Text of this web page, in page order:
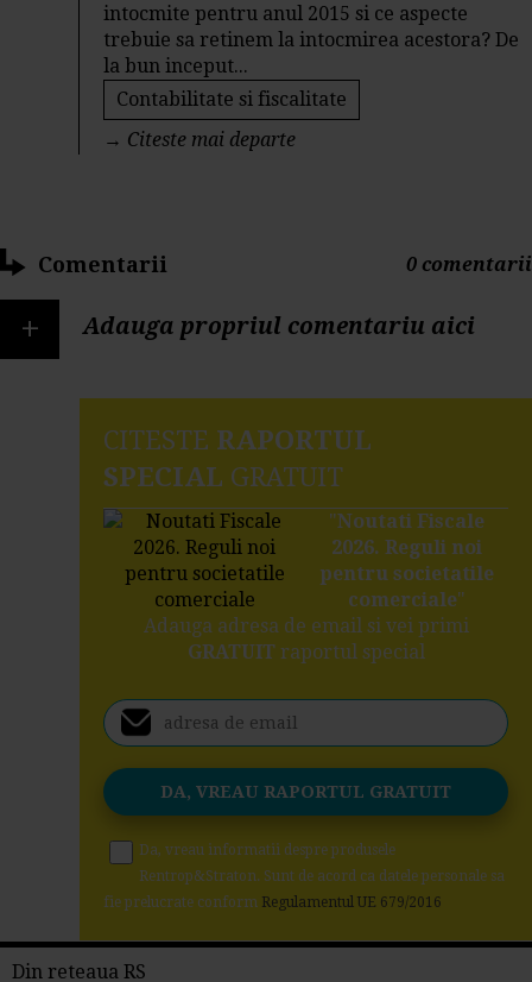
intocmite pentru anul 2015 si ce aspecte
trebuie sa retinem la intocmirea acestora? De
la bun inceput...
Contabilitate si fiscalitate
→ Citeste mai departe
Comentarii 0 comentarii
+ Adauga propriul comentariu aici
CITESTE RAPORTUL
SPECIAL GRATUIT
"Noutati Fiscale
2026. Reguli noi
pentru societatile
comerciale"
Adauga adresa de email si vei primi
GRATUITraportul special
Da, vreau informatii despre produsele
Rentrop&Straton. Sunt de acord ca datele personale sa
fie prelucrate conform Regulamentul UE 679/2016
Din reteaua RS